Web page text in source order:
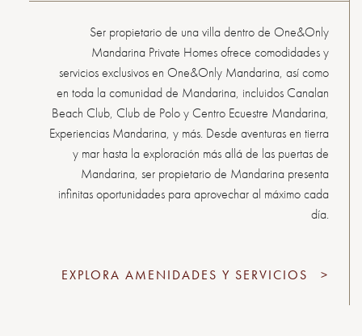
Ser propietario de una villa dentro de One&Only
Mandarina Private Homes ofrece comodidades y
servicios exclusivos en One&Only Mandarina, así como
en toda la comunidad de Mandarina, incluidos Canalan
Beach Club, Club de Polo y Centro Ecuestre Mandarina,
Experiencias Mandarina, y más. Desde aventuras en tierra
y mar hasta la exploración más allá de las puertas de
Mandarina, ser propietario de Mandarina presenta
infinitas oportunidades para aprovechar al máximo cada
día.
EXPLORA AMENIDADES Y SERVICIOS >